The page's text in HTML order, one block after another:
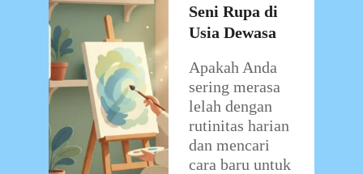
Seni Rupa di
Usia Dewasa
Apakah Anda
sering merasa
lelah dengan
rutinitas harian
dan mencari
cara baru untuk